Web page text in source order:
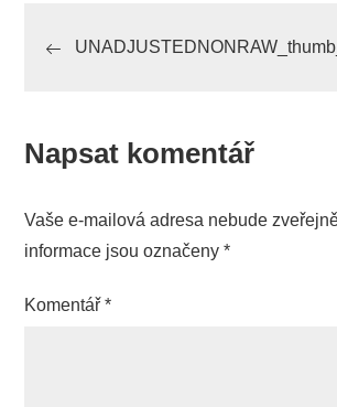
Navigace
příspěvek
Napsat komentář
Vaše e-mailová adresa nebude
informace jsou označeny*
Komentář*